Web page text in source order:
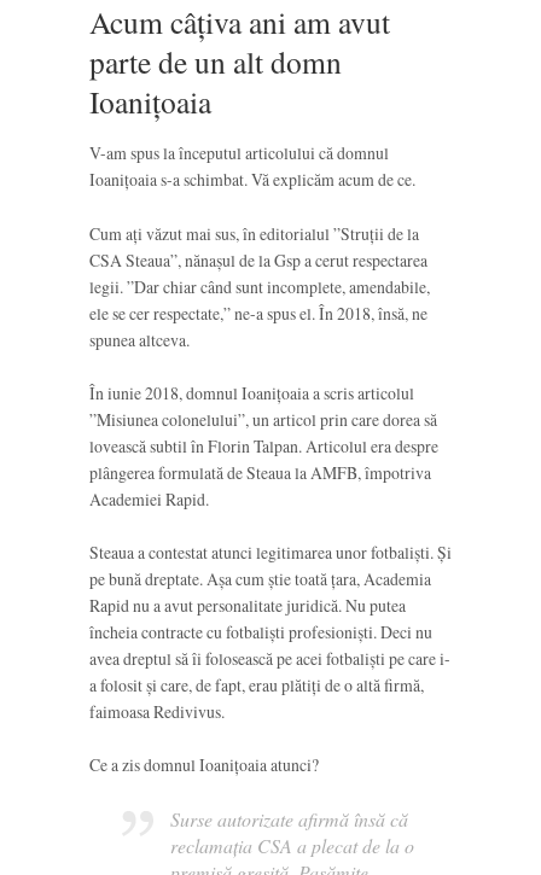
Acum câțiva ani am avut
parte de un alt domn
Ioanițoaia
V-am spus la începutul articolului că domnul
Ioanițoaia s-a schimbat. Vă explicăm acum de ce.
Cum ați văzut mai sus, în editorialul ”Struții de la
CSA Steaua”, nănașul de la Gsp a cerut respectarea
legii. ”Dar chiar când sunt incomplete, amendabile,
ele se cer respectate,” ne-a spus el. În 2018, însă, ne
spunea altceva.
În iunie 2018, domnul Ioanițoaia a scris articolul
”Misiunea colonelului”, un articol prin care dorea să
lovească subtil în Florin Talpan. Articolul era despre
plângerea formulată de Steaua la AMFB, împotriva
Academiei Rapid.
Steaua a contestat atunci legitimarea unor fotbaliști. Și
pe bună dreptate. Așa cum știe toată țara, Academia
Rapid nu a avut personalitate juridică. Nu putea
încheia contracte cu fotbaliști profesioniști. Deci nu
avea dreptul să îi folosească pe acei fotbaliști pe care i-
a folosit și care, de fapt, erau plătiți de o altă firmă,
faimoasa Redivivus.
Ce a zis domnul Ioanițoaia atunci?
Surse autorizate afirmă însă că
reclamația CSA a plecat de la o